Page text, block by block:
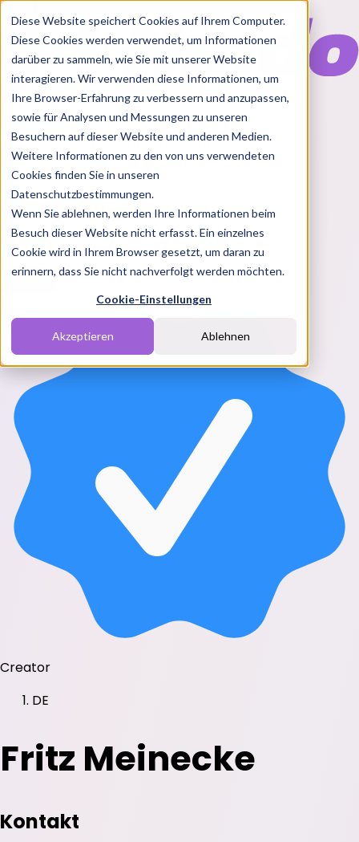
Diese Website speichert Cookies auf Ihrem Computer.
Diese Cookies werden verwendet, um Informationen
darüber zu sammeln, wie Sie mit unserer Website
interagieren. Wir verwenden diese Informationen, um
Ihre Browser-Erfahrung zu verbessern und anzupassen,
sowie für Analysen und Messungen zu unseren
Besuchern auf dieser Website und anderen Medien.
Weitere Informationen zu den von uns verwendeten
Cookies finden Sie in unseren
Datenschutzbestimmungen.
Wenn Sie ablehnen, werden Ihre Informationen beim
Besuch dieser Website nicht erfasst. Ein einzelnes
Cookie wird in Ihrem Browser gesetzt, um daran zu
erinnern, dass Sie nicht nachverfolgt werden möchten.
Cookie-Einstellungen
Akzeptieren Ablehnen
Features
Solutions
BlogChartsRabatt CodesPakete
Login
Creator
DE
Fritz Meinecke
Kontakt